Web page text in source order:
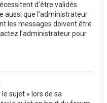
d’être validés
aussi que l’administrateur
les messages doivent être
l’administrateur pour
sujet » lors de sa